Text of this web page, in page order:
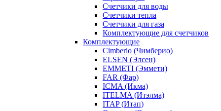
Счетчики для воды
Счетчики тепла
Счетчики для газа
Комплектующие для счетчиков
Комплектующие
Cimberio (Чимберио)
ELSEN (Элсен)
EMMETI (Эммети)
FAR (Фар)
ICMA (Икма)
ITELMA (Итэлма)
ITAP (Итап)